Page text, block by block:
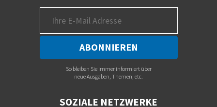
So bleiben Sie immer informiert über
neue Ausgaben, Themen, etc.
SOZIALE NETZWERKE